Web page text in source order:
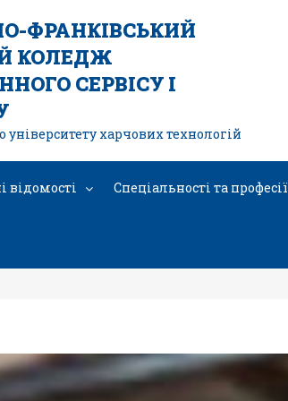
ФРАНКІВСЬКИЙ
КОЛЕДЖ
СЕРВІСУ І
університету харчових технологій
відомості Спеціальності та професії